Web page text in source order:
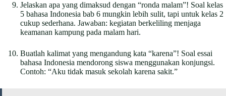
Jelaskan apa yang dimaksud dengan “ronda malam”! Soal kelas
5 bahasa Indonesia bab 6 mungkin lebih sulit, tapi untuk kelas 2
cukup sederhana. Jawaban: kegiatan berkeliling menjaga
keamanan kampung pada malam hari.
Buatlah kalimat yang mengandung kata “karena”! Soal essai
bahasa Indonesia mendorong siswa menggunakan konjungsi.
Contoh: “Aku tidak masuk sekolah karena sakit.”